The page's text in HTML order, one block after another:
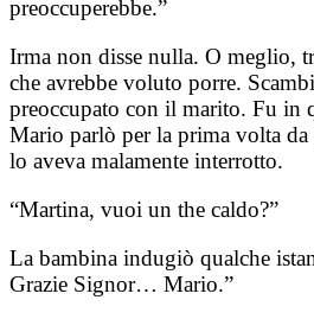
preoccuperebbe.”
Irma non disse nulla. O meglio,
che avrebbe voluto porre.
preoccupato con il marito. Fu in
Mario parlò per la prima volta
lo aveva malamente interrotto.
“Martina, vuoi un the caldo?”
La bambina indugiò qualche
Grazie Signor… Mario.”